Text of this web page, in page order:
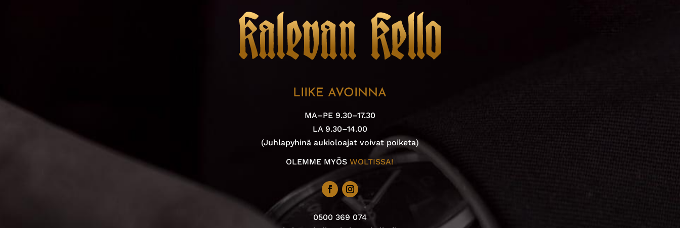
LIIKE AVOINNA
MA–PE 9.30–17.30
LA 9.30–14.00
(Juhlapyhinä aukioloajat voivat poiketa)
OLEMME MYÖSWOLTISSA!
0500 369 074